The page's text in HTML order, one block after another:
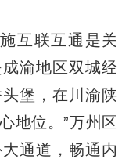
互联互通是关
渝地区双城经
堡，在川渝陕
地位。”万州区
通道，畅通内